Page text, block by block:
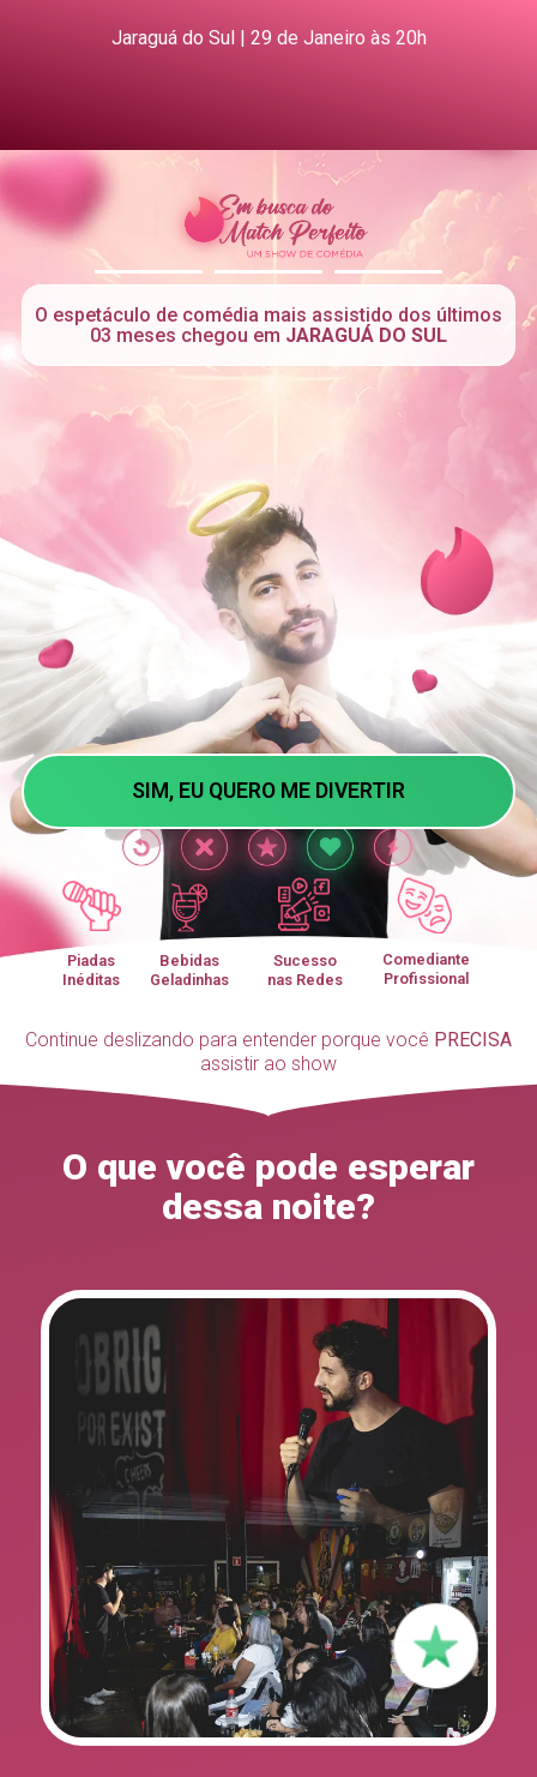
Jaraguá do Sul | 29 de Janeiro às 20h
. . .
O espetáculo de comédia mais assistido dos últimos
03 meses chegou em JARAGUÁ DO SUL
SIM, EU QUERO ME DIVERTIR
Piadas
Inéditas
Bebidas
Geladinhas
Sucesso
nas Redes
Comediante
Profissional
Continue deslizando para entender porque você PRECISA
assistir ao show
O que você pode esperar
dessa noite?